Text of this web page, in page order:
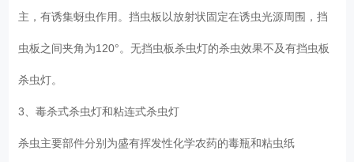
主，有诱集蚜虫作用。挡虫板以放射状固定在诱虫光源周围，挡
虫板之间夹角为120°。无挡虫板杀虫灯的杀虫效果不及有挡虫板
杀虫灯。
3、毒杀式杀虫灯和粘连式杀虫灯
杀虫主要部件分别为盛有挥发性化学农药的毒瓶和粘虫纸